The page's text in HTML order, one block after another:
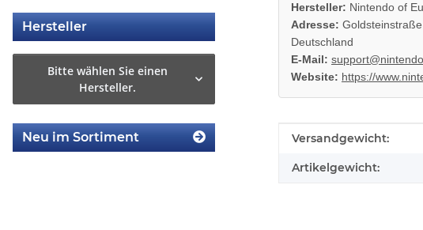
Hersteller: Nintendo of
Adresse:
Deutschland
E-Mail:
Website: https://
Produkteigenschaft
Wert
Versandgewicht:
Artikelgewicht:
Hersteller
Bitte wählen Sie einen
Hersteller.
Neu im Sortiment